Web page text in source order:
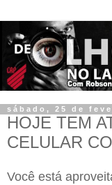
sábado, 25 de
HOJE TEM
CELULAR
Você está